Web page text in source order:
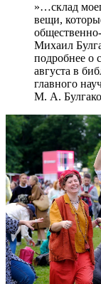
»…склад
вещи,
Михаил
подробнее о
августа в
главного
М. А.